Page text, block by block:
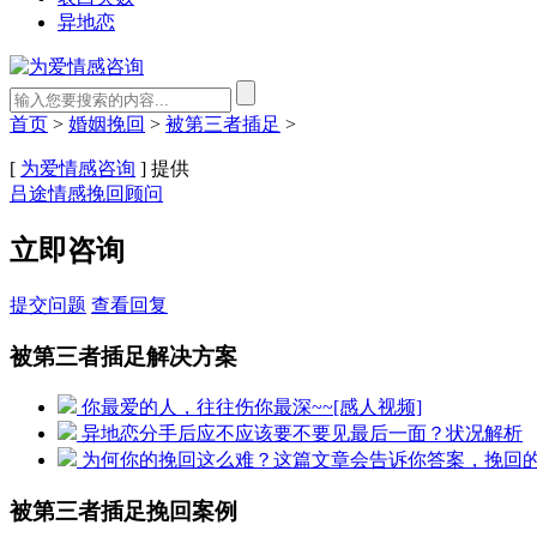
异地恋
首页 > 婚姻挽回 > 被第三者插足 >
[ 为爱情感咨询 ] 提供
吕途情感挽回顾问
立即咨询
提交问题 查看回复
被第三者插足解决方案
你最爱的人，往往伤你最深~~[感人视频]
异地恋分手后应不应该要不要见最后一面？状况解析
为何你的挽回这么难？这篇文章会告诉你答案，挽回
被第三者插足挽回案例